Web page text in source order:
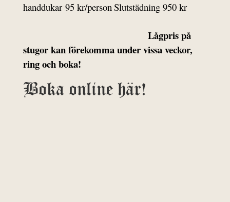
handdukar 95 kr/personSlutstädning 950 kr
Lågpris på
stugor kan förekomma under vissa veckor,
ring och boka!
Boka online här!